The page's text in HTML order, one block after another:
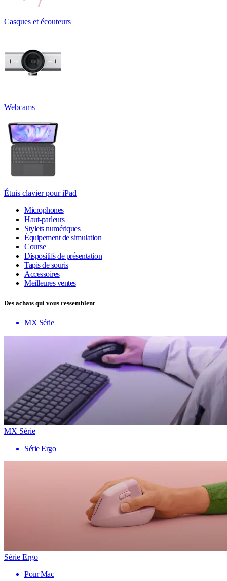
Casques et écouteurs
Webcams
Étuis clavier pour iPad
Microphones
Haut-parleurs
Stylets numériques
Équipement de simulation
Course
Dispositifs de présentation
Tapis de souris
Accessoires
Meilleures ventes
Des achats qui vous ressemblent
MX Série
MX Série
Série Ergo
Série Ergo
Pour Mac